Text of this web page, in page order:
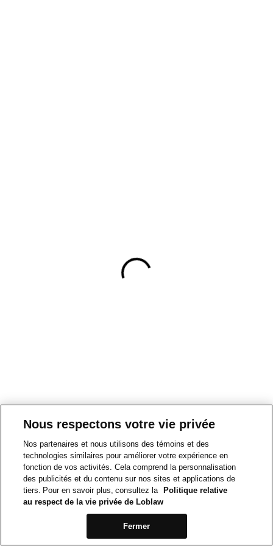
Nous respectons votre vie privée
Nos partenaires et nous utilisons des témoins et des
technologies similaires pour améliorer votre expérience en
fonction de vos activités. Cela comprend la personnalisation
des publicités et du contenu sur nos sites et applications de
tiers. Pour en savoir plus, consultez la
Politique relative
au respect de la vie privée de Loblaw
Fermer